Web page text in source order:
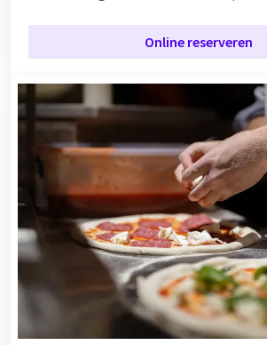
Online reserveren